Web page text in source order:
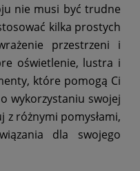
nie musi być trudne
kilka prostych
przestrzeni i
oświetlenie, lustra i
które pomogą Ci
wykorzystaniu swojej
różnymi pomysłami,
dla swojego